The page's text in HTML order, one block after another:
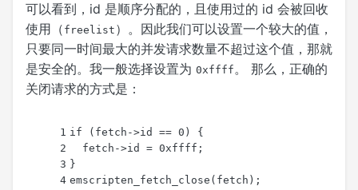
可以看到，id 是顺序分配的，且使用过的 id 会被回收
使用（ freelist ）。因此我们可以设置一个较大的值，
只要同一时间最大的并发请求数量不超过这个值，那就
是安全的。我一般选择设置为 0xffff。 那么，正确的
关闭请求的方式是：
1
2
3
4
if (fetch->id == 0 ) {
  fetch->id =
0xffff ;
}
emscripten_fetch_close (fetch);